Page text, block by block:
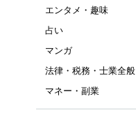
エンタメ・趣味
占い
マンガ
法律・税務・士業全般
マネー・副業